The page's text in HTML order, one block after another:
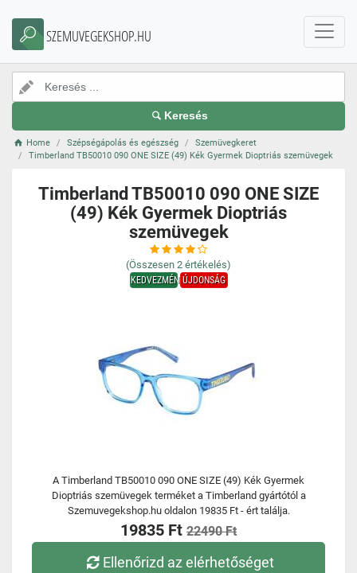
SZEMUVEGEKSHOP.HU
Keresés
Home Szépségápolás és egészség
Szemüvegkeret
Timberland TB50010 090 ONE SIZE (49) Kék Gyermek Dioptriás szemüvegek
Timberland TB50010 090 ONE SIZE
(49) Kék Gyermek Dioptriás
szemüvegek
(Összesen 2 értékelés)
KEDVEZMÉNYÚJDONSÁG
A Timberland TB50010 090 ONE SIZE (49) Kék Gyermek
Dioptriás szemüvegek terméket a Timberland gyártótól a
Szemuvegekshop.hu oldalon 19835 Ft - ért találja.
19835 Ft 22490 Ft
Ellenőrizd az elérhetőséget